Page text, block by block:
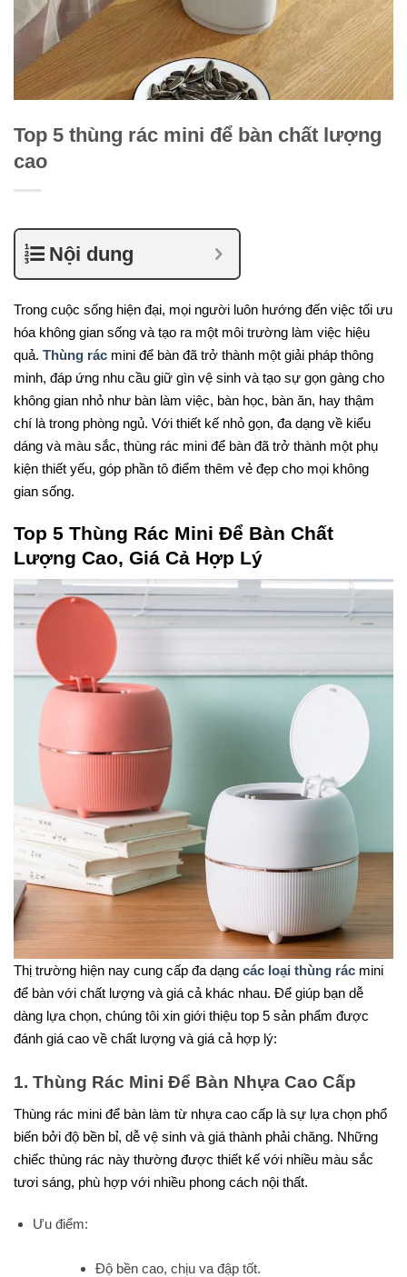
Top 5 thùng rác mini để bàn chất lượng
cao
Nội dung
Trong cuộc sống hiện đại, mọi người luôn hướng đến việc tối ưu
hóa không gian sống và tạo ra một môi trường làm việc hiệu
quả. Thùng rác mini để bàn đã trở thành một giải pháp thông
minh, đáp ứng nhu cầu giữ gìn vệ sinh và tạo sự gọn gàng cho
không gian nhỏ như bàn làm việc, bàn học, bàn ăn, hay thậm
chí là trong phòng ngủ. Với thiết kế nhỏ gọn, đa dạng về kiểu
dáng và màu sắc, thùng rác mini để bàn đã trở thành một phụ
kiện thiết yếu, góp phần tô điểm thêm vẻ đẹp cho mọi không
gian sống.
Top 5 Thùng Rác Mini Để Bàn Chất
Lượng Cao, Giá Cả Hợp Lý
Thị trường hiện nay cung cấp đa dạng các loại thùng rác mini
để bàn với chất lượng và giá cả khác nhau. Để giúp bạn dễ
dàng lựa chọn, chúng tôi xin giới thiệu top 5 sản phẩm được
đánh giá cao về chất lượng và giá cả hợp lý:
1. Thùng Rác Mini Để Bàn Nhựa Cao Cấp
Thùng rác mini để bàn làm từ nhựa cao cấp là sự lựa chọn phổ
biến bởi độ bền bỉ, dễ vệ sinh và giá thành phải chăng. Những
chiếc thùng rác này thường được thiết kế với nhiều màu sắc
tươi sáng, phù hợp với nhiều phong cách nội thất.
Ưu điểm:
Độ bền cao, chịu va đập tốt.